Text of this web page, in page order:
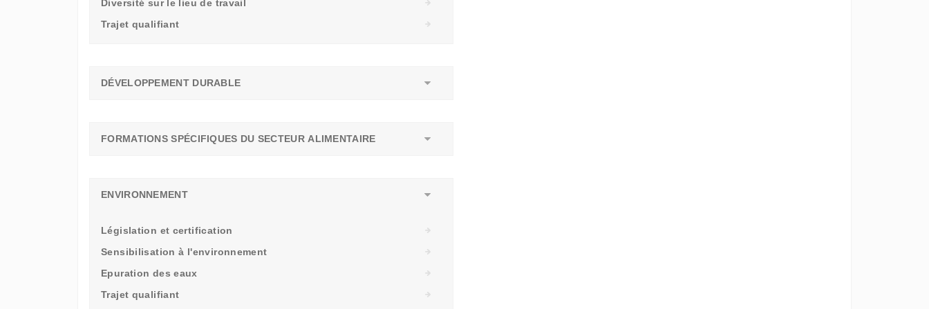
Diversité sur le lieu de travail
Trajet qualifiant
DÉVELOPPEMENT DURABLE
FORMATIONS SPÉCIFIQUES DU SECTEUR ALIMENTAIRE
ENVIRONNEMENT
Législation et certification
Sensibilisation à l'environnement
Epuration des eaux
Trajet qualifiant